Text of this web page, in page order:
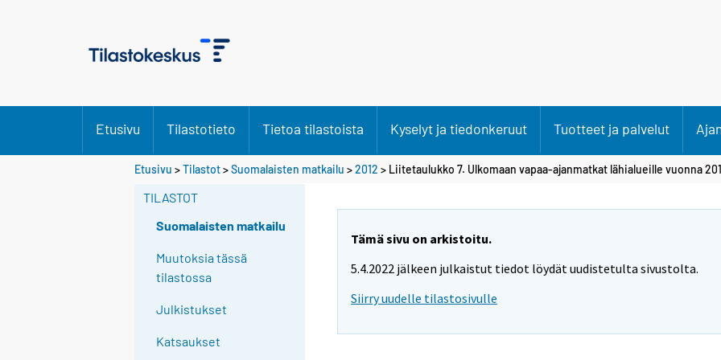
Etusivu Tilastotieto Tietoa tilastoista Kyselyt ja tiedonkeruut Tuotteet ja palvelut
Etusivu >Tilastot>Suomalaisten matkailu >2012 > Liitetaulukko 7. Ulkomaan vapaa-ajanmatkat lähialueille vuonna
TILASTOT
Suomalaisten matkailu
Muutoksia tässä
tilastossa
Julkistukset
Katsaukset
Tämä sivu on arkistoitu.
5.4.2022 jälkeen julkaistut tiedot löydät uudistetulta sivustolta.
Siirry uudelle tilastosivulle